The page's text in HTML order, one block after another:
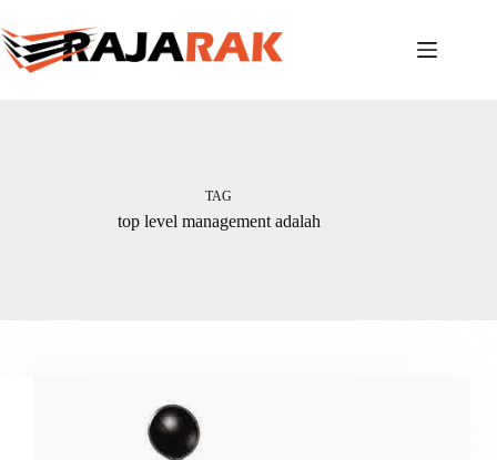
to
content
TAG
top level management adalah